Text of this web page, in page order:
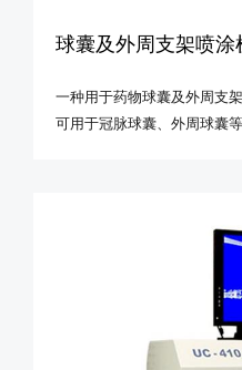
球囊及外周支架喷涂
一种用于药物球囊及外周支
可用于冠脉球囊、外周球囊